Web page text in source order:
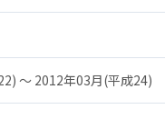
〜 2012年03月(平成24)